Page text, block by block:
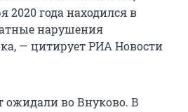
2020 года находился в
нарушения
— цитирует РИА Новости
ожидали во Внуково. В